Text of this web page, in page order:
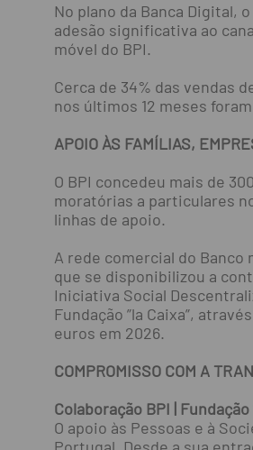
No plano da Banca Digital,
adesão significativa ao
móvel do BPI.
Cerca de 34% das vendas
nos últimos 12 meses
APOIO ÀS FAMÍLIAS,
O BPI concedeu mais de
moratórias a particulares
linhas de apoio.
A rede comercial do
que se disponibilizou a
Iniciativa Social
Fundação ”la Caixa”,
euros em 2026.
COMPROMISSO COM A
Colaboração BPI | Fundação
O apoio às Pessoas e à